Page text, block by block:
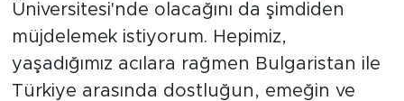
Üniversitesi'nde olacağını da şimdiden
müjdelemek istiyorum. Hepimiz,
yaşadığımız acılara rağmen Bulgaristan ile
Türkiye arasında dostluğun, emeğin ve